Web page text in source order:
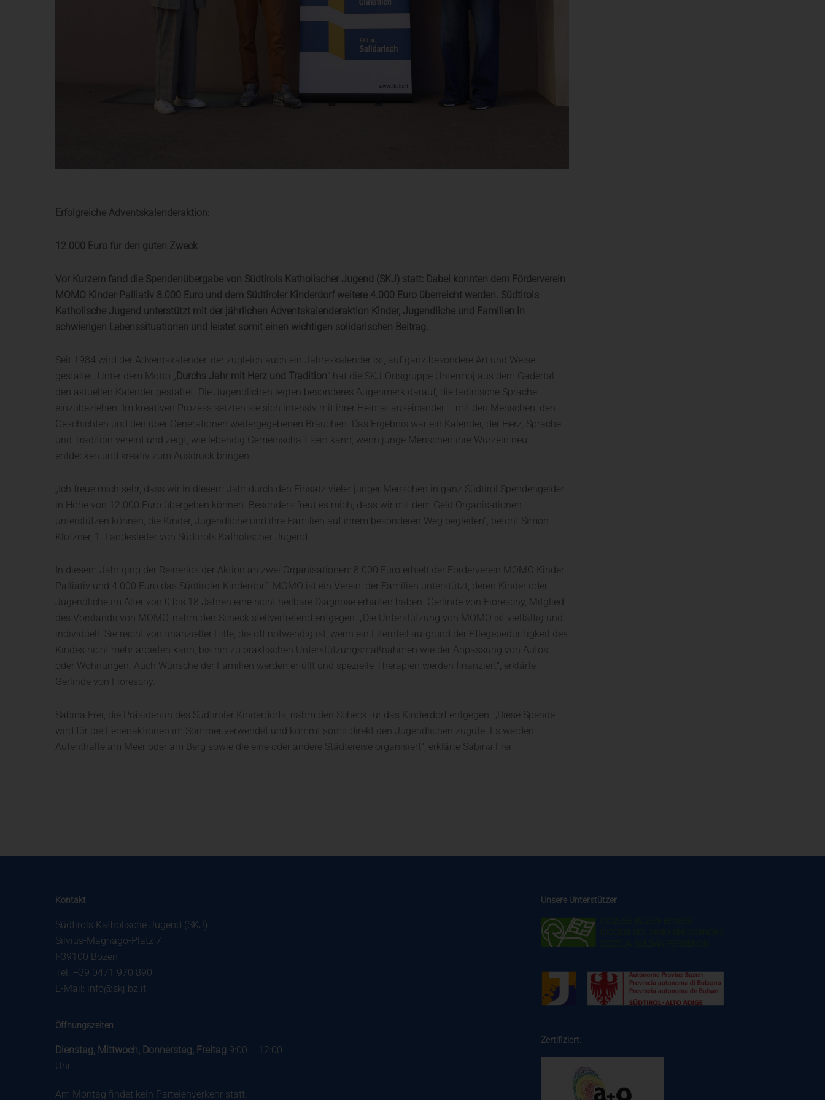
Erfolgreiche Adventskalenderaktion:
12.000 Euro für den guten Zweck
Vor Kurzem fand die Spendenübergabe von Südtirols Katholischer Jugend (SKJ) statt: Dabei konnten dem Förderverein
MOMO Kinder-Palliativ 8.000 Euro und dem Südtiroler Kinderdorf weitere 4.000 Euro überreicht werden. Südtirols
Katholische Jugend unterstützt mit der jährlichen Adventskalenderaktion Kinder, Jugendliche und Familien in
schwierigen Lebenssituationen und leistet somit einen wichtigen solidarischen Beitrag.
Seit 1984 wird der Adventskalender, der zugleich auch ein Jahreskalender ist, auf ganz besondere Art und Weise
gestaltet. Unter dem Motto „ Durchs Jahr mit Herz und Tradition“ hat die SKJ-Ortsgruppe Untermoj aus dem Gadertal
den aktuellen Kalender gestaltet. Die Jugendlichen legten besonderes Augenmerk darauf, die ladinische Sprache
einzubeziehen. Im kreativen Prozess setzten sie sich intensiv mit ihrer Heimat auseinander – mit den Menschen, den
Geschichten und den über Generationen weitergegebenen Bräuchen. Das Ergebnis war ein Kalender, der Herz, Sprache
und Tradition vereint und zeigt, wie lebendig Gemeinschaft sein kann, wenn junge Menschen ihre Wurzeln neu
entdecken und kreativ zum Ausdruck bringen.
„Ich freue mich sehr, dass wir in diesem Jahr durch den Einsatz vieler junger Menschen in ganz Südtirol Spendengelder
in Höhe von 12.000 Euro übergeben können. Besonders freut es mich, dass wir mit dem Geld Organisationen
unterstützen können, die Kinder, Jugendliche und ihre Familien auf ihrem besonderen Weg begleiten“, betont Simon
Klotzner, 1. Landesleiter von Südtirols Katholischer Jugend.
In diesem Jahr ging der Reinerlös der Aktion an zwei Organisationen: 8.000 Euro erhielt der Förderverein MOMO Kinder-
Palliativ und 4.000 Euro das Südtiroler Kinderdorf. MOMO ist ein Verein, der Familien unterstützt, deren Kinder oder
Jugendliche im Alter von 0 bis 18 Jahren eine nicht heilbare Diagnose erhalten haben. Gerlinde von Fioreschy, Mitglied
des Vorstands von MOMO, nahm den Scheck stellvertretend entgegen. „Die Unterstützung von MOMO ist vielfältig und
individuell. Sie reicht von finanzieller Hilfe, die oft notwendig ist, wenn ein Elternteil aufgrund der Pflegebedürftigkeit des
Kindes nicht mehr arbeiten kann, bis hin zu praktischen Unterstützungsmaßnahmen wie der Anpassung von Autos
oder Wohnungen. Auch Wünsche der Familien werden erfüllt und spezielle Therapien werden finanziert“, erklärte
Gerlinde von Fioreschy.
Sabina Frei, die Präsidentin des Südtiroler Kinderdorfs, nahm den Scheck für das Kinderdorf entgegen. „Diese Spende
wird für die Ferienaktionen im Sommer verwendet und kommt somit direkt den Jugendlichen zugute. Es werden
Aufenthalte am Meer oder am Berg sowie die eine oder andere Städtereise organisiert“, erklärte Sabina Frei
Kontakt
Südtirols Katholische Jugend (SKJ)
Silvius-Magnago-Platz 7
I-39100 Bozen
Tel. +39 0471 970 890
E-Mail: info@skj.bz.it
Öffnungszeiten
Dienstag, Mittwoch, Donnerstag, Freitag 9:00 – 12:00
Uhr
Am Montag findet kein Parteienverkehr statt.
Unsere Unterstützer
Zertifiziert: